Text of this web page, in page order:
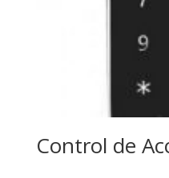
Control de